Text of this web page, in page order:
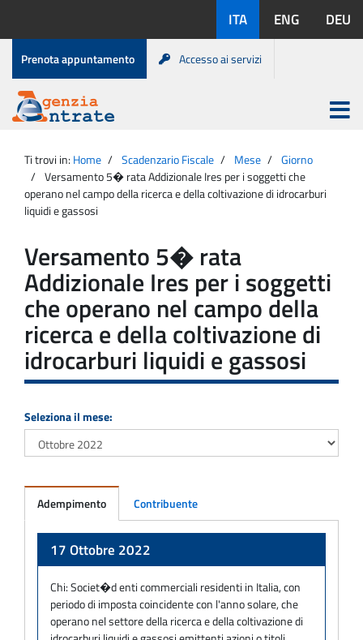
contenuto
disponibili:
ITA ENG DEU
Menu
di
servizio
Prenota appuntamento Accesso ai servizi
Agenzia
Entrate
Apri
menu
principale
Ti trovi in: Home Scadenzario Fiscale Mese
Giorno
Versamento 5� rata Addizionale Ires per i soggetti che
operano nel campo della ricerca e della coltivazione di idrocarburi
liquidi e gassosi
Versamento 5� rata
Addizionale Ires per i soggetti
che operano nel campo della
ricerca e della coltivazione di
idrocarburi liquidi e gassosi
Seleziona il mese:
Adempimento Contribuente
17 Ottobre 2022
Chi:Societ�d enti commerciali residenti in Italia, con
periodo di imposta coincidente con l'anno solare, che
operano nel settore della ricerca e della coltivazione di